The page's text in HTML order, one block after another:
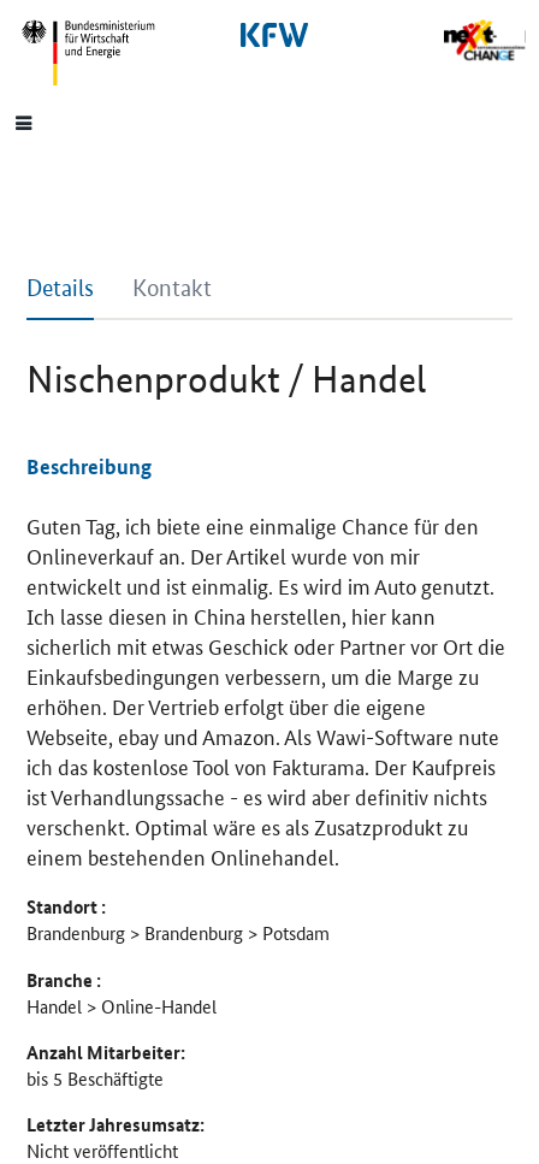
SrOnlyNavigation
Hauptmenü
Details Kontakt
Nischenprodukt / Handel
Details
Beschreibung
Guten Tag, ich biete eine einmalige Chance für den
Onlineverkauf an. Der Artikel wurde von mir
entwickelt und ist einmalig. Es wird im Auto genutzt.
Ich lasse diesen in China herstellen, hier kann
sicherlich mit etwas Geschick oder Partner vor Ort die
Einkaufsbedingungen verbessern, um die Marge zu
erhöhen. Der Vertrieb erfolgt über die eigene
Webseite, ebay und Amazon. Als Wawi-Software nute
ich das kostenlose Tool von Fakturama. Der Kaufpreis
ist Verhandlungssache - es wird aber definitiv nichts
verschenkt. Optimal wäre es als Zusatzprodukt zu
einem bestehenden Onlinehandel.
Standort :
Brandenburg > Brandenburg > Potsdam
Branche :
Handel > Online-Handel
Anzahl Mitarbeiter:
bis 5 Beschäftigte
Letzter Jahresumsatz:
Nicht veröffentlicht